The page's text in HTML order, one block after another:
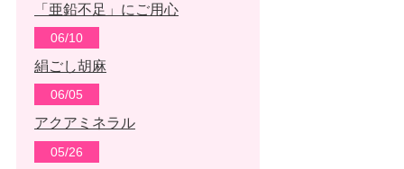
「亜鉛不足」にご用心
06/10
絹ごし胡麻
06/05
アクアミネラル
05/26